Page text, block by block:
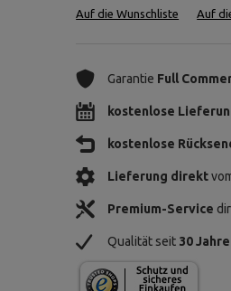
Auf die Wunschliste Auf
Garantie Full
kostenlose
kostenlose
Lieferung direkt
Premium-Service
Qualität seit 30